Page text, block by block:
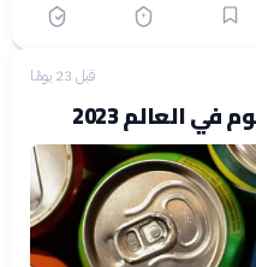
قبل 23 يومًا